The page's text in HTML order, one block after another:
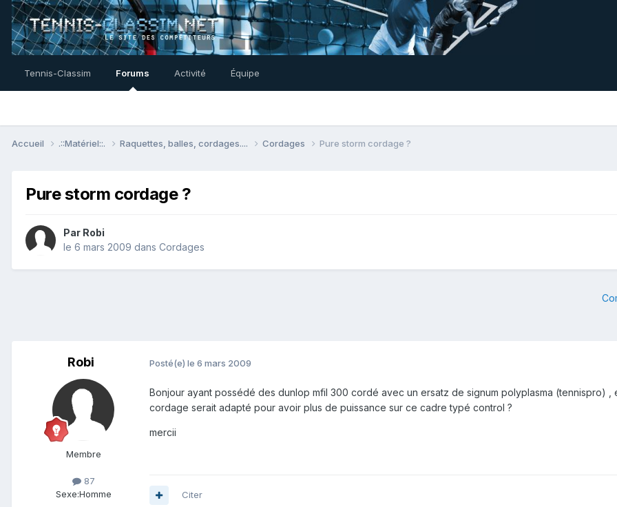
Tennis-Classim Forums Activité Équipe
Accueil .::Matériel::. Raquettes, balles, cordages.... Cordages Pure storm cordage ?
Pure storm cordage ?
Par Robi
le 6 mars 2009 dans Cordages
Robi
Membre
87
Sexe:Homme
Posté(e) le 6 mars 2009
Bonjour ayant possédé des dunlop mfil 300 cordé avec un ersatz de signum polyplasma (tennispro)
cordage serait adapté pour avoir plus de puissance sur ce cadre typé control ?
mercii
Citer